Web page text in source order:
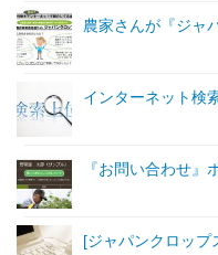
農家さんが『ジャ
インターネット検
『お問い合わせ』
[ジャパンクロップ